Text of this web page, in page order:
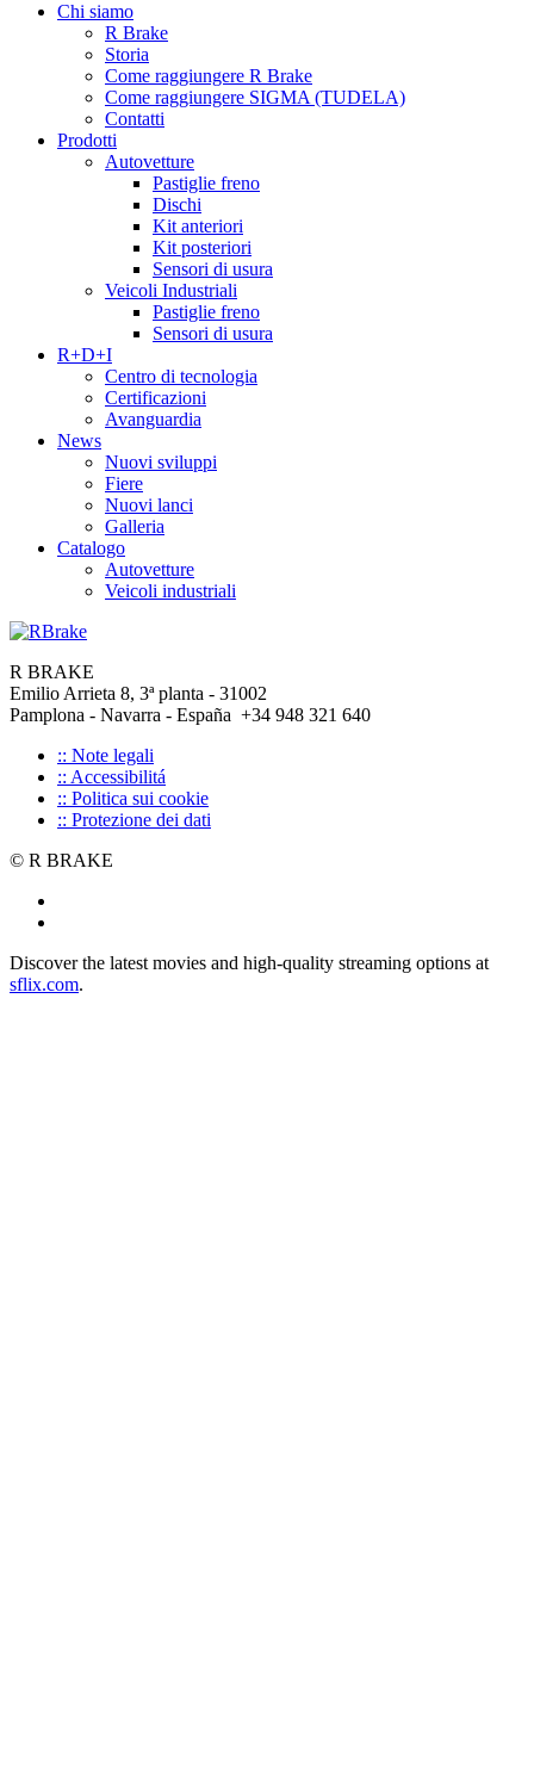
Chi siamo
R Brake
Storia
Come raggiungere R Brake
Come raggiungere SIGMA (TUDELA)
Contatti
Prodotti
Autovetture
Pastiglie freno
Dischi
Kit anteriori
Kit posteriori
Sensori di usura
Veicoli Industriali
Pastiglie freno
Sensori di usura
R+D+I
Centro di tecnologia
Certificazioni
Avanguardia
News
Nuovi sviluppi
Fiere
Nuovi lanci
Galleria
Catalogo
Autovetture
Veicoli industriali
R BRAKE
Emilio Arrieta 8, 3ª planta - 31002
Pamplona - Navarra - España +34 948 321 640
:: Note legali
:: Accessibilitá
:: Politica sui cookie
:: Protezione dei dati
© R BRAKE
Discover the latest movies and high-quality streaming options at
sflix.com.